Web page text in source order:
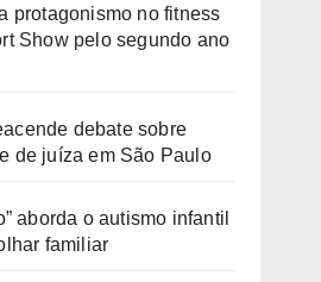
protagonismo no fitness
Show pelo segundo ano
debate sobre
de juíza em São Paulo
aborda o autismo infantil
familiar